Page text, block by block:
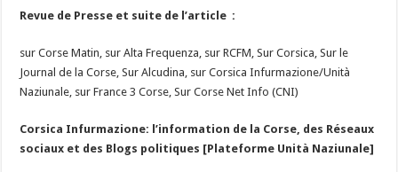
Revue de Presse et suite de l’article :
sur Corse Matin, sur Alta Frequenza, sur RCFM, Sur Corsica, Sur le
Journal de la Corse, Sur Alcudina, sur Corsica Infurmazione/Unità
Naziunale, sur France 3 Corse, Sur Corse Net Info (CNI)
Corsica Infurmazione: l’information de la Corse, des Réseaux
sociaux et des Blogs politiques [Plateforme Unità Naziunale]